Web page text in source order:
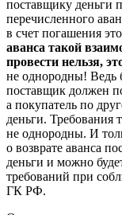
поставщику деньги
перечисленного
в счет погашения
аванса такой
провести нельзя,
не однородны! Ведь
поставщик должен
а покупатель по
деньги. Требования
не однородны. И
о возврате аванса
деньги и можно
требований при
ГК РФ.